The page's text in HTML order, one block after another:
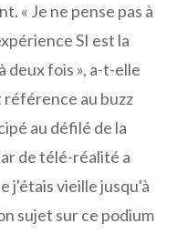
« Je ne pense pas à
SI est la
deux fois », a-t-elle
référence au buzz
au défilé de la
de télé-réalité a
j'étais vieille jusqu'à
sujet sur ce podium